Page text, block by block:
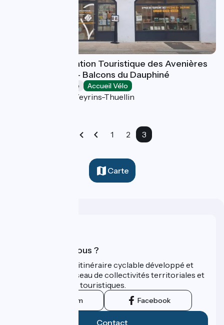
Bureau d'Information Touristique des Avenières
Veyrins-Thuellin - Balcons du Dauphiné
Offices de Tourisme Accueil Vélo
Les Avenières Veyrins-Thuellin
1 2 3
Carte
Qui sommes-nous ?
ViaRhôna est un itinéraire cyclable développé et
promu par un réseau de collectivités territoriales et
leurs institutions touristiques.
Instagram Facebook
Contact